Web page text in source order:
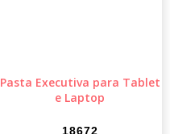
Pasta Executiva para Tablet
e Laptop
18672